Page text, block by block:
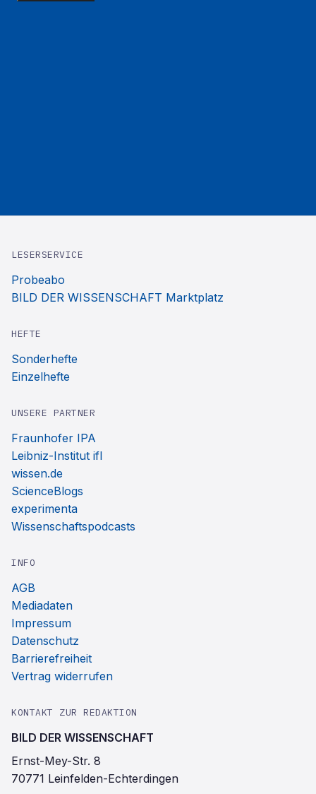
LESERSERVICE
Probeabo
BILD DER WISSENSCHAFT Marktplatz
HEFTE
Sonderhefte
Einzelhefte
UNSERE PARTNER
Fraunhofer IPA
Leibniz-Institut ifl
wissen.de
ScienceBlogs
experimenta
Wissenschaftspodcasts
INFO
AGB
Mediadaten
Impressum
Datenschutz
Barrierefreiheit
Vertrag widerrufen
KONTAKT ZUR REDAKTION
BILD DER WISSENSCHAFT
Ernst-Mey-Str. 8
70771 Leinfelden-Echterdingen